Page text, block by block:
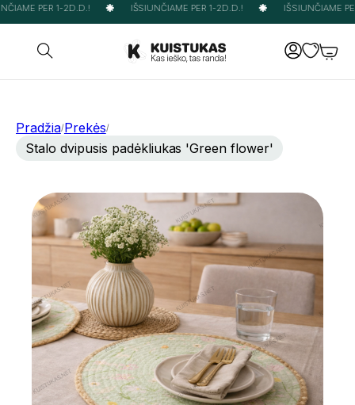
PER 1-2D.D.! IŠSIUNČIAME PER 1-2D.D.! IŠSIUNČIAME
Pradžia/Prekės/
Stalo dvipusis padėkliukas 'Green flower'